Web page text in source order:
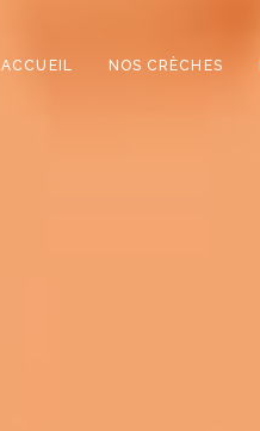
ACCUEIL NOS CRÈCHES